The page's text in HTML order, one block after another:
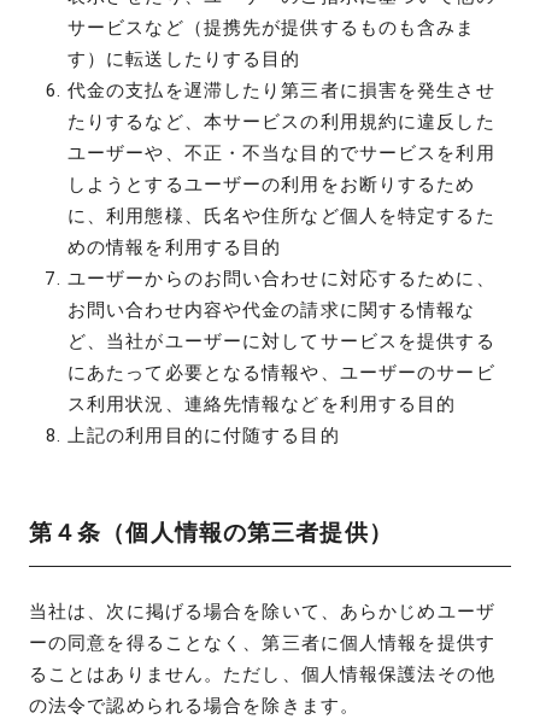
サービスなど（提携先が提供するものも含みま
す）に転送したりする目的
代金の支払を遅滞したり第三者に損害を発生させ
たりするなど、本サービスの利用規約に違反した
ユーザーや、不正・不当な目的でサービスを利用
しようとするユーザーの利用をお断りするため
に、利用態様、氏名や住所など個人を特定するた
めの情報を利用する目的
ユーザーからのお問い合わせに対応するために、
お問い合わせ内容や代金の請求に関する情報な
ど、当社がユーザーに対してサービスを提供する
にあたって必要となる情報や、ユーザーのサービ
ス利用状況、連絡先情報などを利用する目的
上記の利用目的に付随する目的
第４条（個人情報の第三者提供）
当社は、次に掲げる場合を除いて、あらかじめユーザ
ーの同意を得ることなく、第三者に個人情報を提供す
ることはありません。ただし、個人情報保護法その他
の法令で認められる場合を除きます。